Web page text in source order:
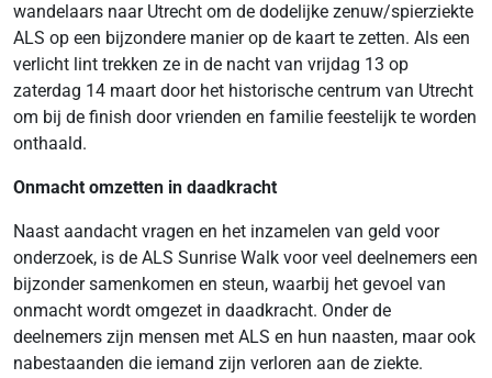
wandelaars naar Utrecht om de dodelijke zenuw/spierziekte
ALS op een bijzondere manier op de kaart te zetten. Als een
verlicht lint trekken ze in de nacht van vrijdag 13 op
zaterdag 14 maart door het historische centrum van Utrecht
om bij de finish door vrienden en familie feestelijk te worden
onthaald.
Onmacht omzetten in daadkracht
Naast aandacht vragen en het inzamelen van geld voor
onderzoek, is de ALS Sunrise Walk voor veel deelnemers een
bijzonder samenkomen en steun, waarbij het gevoel van
onmacht wordt omgezet in daadkracht. Onder de
deelnemers zijn mensen met ALS en hun naasten, maar ook
nabestaanden die iemand zijn verloren aan de ziekte.